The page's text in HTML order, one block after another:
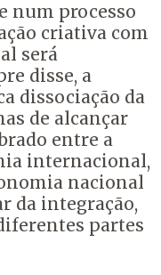
num processo
criativa com
será
disse, a
dissociação da
de alcançar
entre a
internacional,
nacional
da integração,
partes